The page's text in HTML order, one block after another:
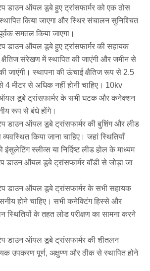
डाउन ऑयल डूबे हुए ट्रांसफार्मर को एक ठोस
किया जाएगा और स्थिर संचालन सुनिश्चित
समतल किया जाएगा।
डाउन ऑयल डूबे हुए ट्रांसफार्मर की सहायक
क्षैतिज संरेखण में स्थापित की जाएंगी और जमीन से
जाएंगी। स्थापना की ऊंचाई क्षैतिज रूप से 2.5
मीटर से अधिक नहीं होनी चाहिए। 10kv
डूबे ट्रांसफार्मर के सभी घटक और कनेक्शन
रूप से बंधे होंगे।
डाउन ऑयल डूबे ट्रांसफार्मर की बुशिंग और लीड
किया जाना चाहिए। जहां स्थितियाँ
स्लीव्स या निर्दिष्ट लीड होल के माध्यम
ऑयल डूबे ट्रांसफार्मर बॉडी से जोड़ा जा
डाउन ऑयल डूबे ट्रांसफार्मर के सभी सहायक
होने चाहिए। सभी कनेक्टिंग हिस्से और
स्थितियों के तहत लोड परीक्षण का सामना करने
डाउन ऑयल डूबे ट्रांसफार्मर की शीतलन
उपकरण पूर्ण, अक्षुण्ण और ठीक से स्थापित होने